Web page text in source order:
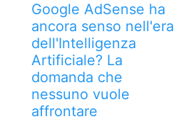
Google AdSense ha
ancora senso nell'era
dell'Intelligenza
Artificiale? La
domanda che
nessuno vuole
affrontare